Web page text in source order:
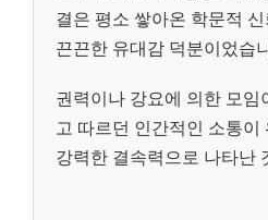
결은 평소 쌓아온 학문적
끈끈한 유대감 덕분이었습
권력이나 강요에 의한 모임
고 따르던 인간적인 소통이
강력한 결속력으로 나타난